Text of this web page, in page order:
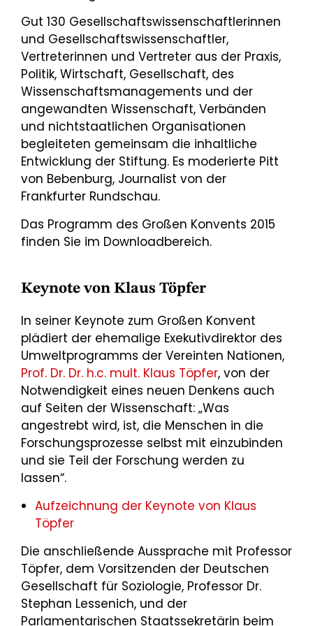
Gut 130 Gesellschaftswissenschaftlerinnen
und Gesellschaftswissenschaftler,
Vertreterinnen und Vertreter aus der Praxis,
Politik, Wirtschaft, Gesellschaft, des
Wissenschaftsmanagements und der
angewandten Wissenschaft, Verbänden
und nichtstaatlichen Organisationen
begleiteten gemeinsam die inhaltliche
Entwicklung der Stiftung. Es moderierte Pitt
von Bebenburg, Journalist von der
Frankfurter Rundschau.
Das Programm des Großen Konvents 2015
finden Sie im Downloadbereich.
Keynote von Klaus Töpfer
In seiner Keynote zum Großen Konvent
plädiert der ehemalige Exekutivdirektor des
Umweltprogramms der Vereinten Nationen,
Prof. Dr. Dr. h.c. mult. Klaus Töpfer, von der
Notwendigkeit eines neuen Denkens auch
auf Seiten der Wissenschaft: „Was
angestrebt wird, ist, die Menschen in die
Forschungsprozesse selbst mit einzubinden
und sie Teil der Forschung werden zu
lassen“.
Aufzeichnung der Keynote von Klaus
Töpfer
Die anschließende Aussprache mit Professor
Töpfer, dem Vorsitzenden der Deutschen
Gesellschaft für Soziologie, Professor Dr.
Stephan Lessenich, und der
Parlamentarischen Staatssekretärin beim